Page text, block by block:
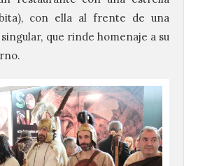
con ella al frente de una
que rinde homenaje a su